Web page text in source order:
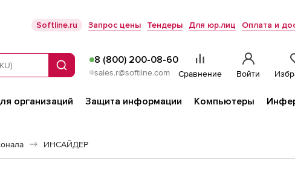
Softline.ru Запрос цены Тендеры Для юр.лиц Оплата и
Поиск
8 (800) 200-08-60
sales.r@softline.com Сравнение Войти
организаций Защита информации Компьютеры
ИНСАЙДЕР